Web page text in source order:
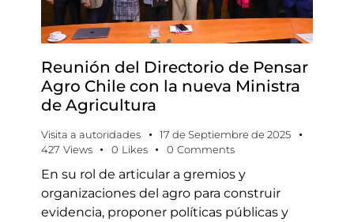
Reunión del Directorio de Pensar
Agro Chile con la nueva Ministra
de Agricultura
Visita a autoridades
17 de Septiembre de 2025
427 Views 0 Likes 0 Comments
En su rol de articular a gremios y
organizaciones del agro para construir
evidencia, proponer políticas públicas y